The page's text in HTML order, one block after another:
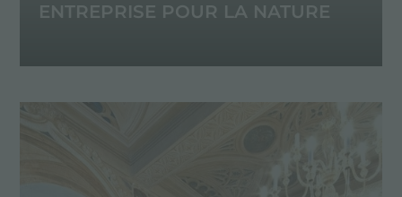
ENTREPRISE POUR LA NATURE